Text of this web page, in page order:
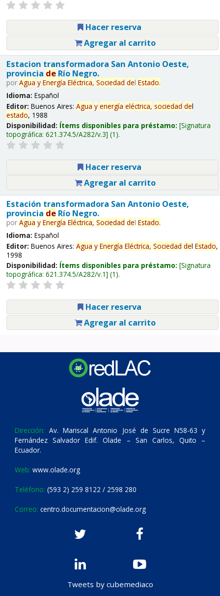
Hacer reserva
Agregar al carrito
Estacion transformadora San Antonio Oeste,
provincia deRío Negro.
por Agua y Energía Eléctrica, Sociedad del Estado.
Idioma: Español
Editor: Buenos Aires: Agua y energía eléctrica, sociedad del
estado, 1988
Disponibilidad: Ítems disponibles para préstamo: Signatura
topográfica: 621.374.5/A282/v.3 (1).
Hacer reserva
Agregar al carrito
Estación transformadora San Antonio Oeste,
provincia deRío Negro.
por Agua y Energía Eléctrica, Sociedad del Estado.
Idioma: Español
Editor: Buenos Aires: Agua y Energía Eléctrica, Sociedad del Estado,
1998
Disponibilidad: Ítems disponibles para préstamo: Signatura
topográfica: 621.374.5/A282/v.1 (1).
Hacer reserva
Agregar al carrito
Dirección: Av. Mariscal Antonio José de Sucre N58-63 y
Fernández Salvador Edif. Olade – San Carlos, Quito –
Ecuador.
Web: www.olade.org
Teléfono: (593 2) 259 8122 / 2598 280
Correo: centro.documentacion@olade.org
Tweets by cubemediaco